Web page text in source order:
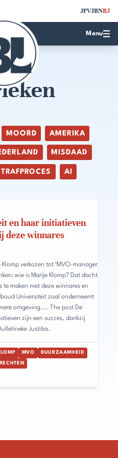
JFVJBNBJ
Menu
MOORD AMERIKA
MISDAAD
AI
en haar initiatieven
deze winnares
verkozen tot ‘MVO-manager
wie is Marije Klomp? Dat dacht
te maken met deze winnares en
Universiteit zoal onderneemt
omgeving.... The post De
zijn een succes, dankzij
Justitia.
MVO DUURZAAMHEID
RECHTEN